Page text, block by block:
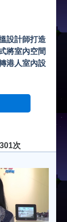
設計師打造
將室內空間
港人室內設
次